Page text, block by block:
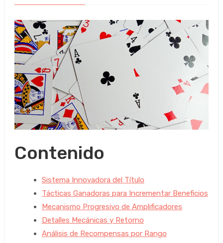
Contenido
Sistema Innovadora del Título
Tácticas Ganadoras para Incrementar Beneficios
Mecanismo Progresivo de Amplificadores
Detalles Mecánicas y Retorno
Análisis de Recompensas por Rango